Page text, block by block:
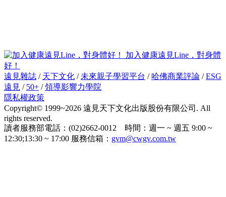
加入健康遠見Line，對身體
好！
遠見雜誌 / 天下文化 / 未來親子學習平台 / 哈佛商業評論 /ESG
遠見 / 50+ /領導影響力學院
隱私權政策
Copyright© 1999~2026 遠見天下文化出版股份有限公司. All
rights reserved.
讀者服務部電話：(02)2662-0012 時間：週一 ~ 週五 9:00 ~
12:30;13:30 ~ 17:00 服務信箱： gvm@cwgv.com.tw